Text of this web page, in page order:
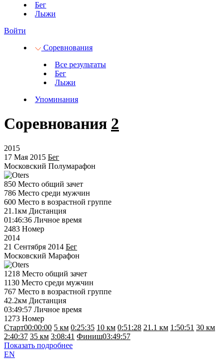
Бег
Лыжи
Войти
Соревнования
Все результаты
Бег
Лыжи
Упоминания
Соревнования 2
2015
17 Мая 2015 Бег
Московский Полумарафон
850 Место общий зачет
786 Место среди мужчин
600 Место в возрастной группе
21.1км Дистанция
01:46:36 Личное время
2483 Номер
2014
21 Сентября 2014 Бег
Московский Марафон
1218 Место общий зачет
1130 Место среди мужчин
767 Место в возрастной группе
42.2км Дистанция
03:49:57 Личное время
1273 Номер
Старт00:00:00 5 км 0:25:35 10 км 0:51:28 21.1 км 1:50:51 30 км
2:40:37 35 км 3:08:41 Финиш03:49:57
Показать подробнее
EN